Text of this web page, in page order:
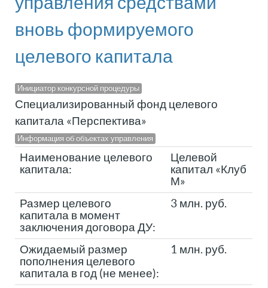
вновь формируемого
целевого капитала
Инициатор конкурсной процедуры
Специализированный фонд целевого
капитала «Перспектива»
Информация об объектах управления
Наименование целевого
капитала:
Целевой
капитал «Клуб
М»
Размер целевого
капитала в момент
заключения договора ДУ:
3 млн. руб.
Ожидаемый размер
пополнения целевого
капитала в год (не менее):
1 млн. руб.